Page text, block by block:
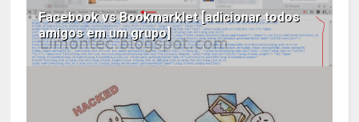
Facebook vs Bookmarklet [adicionar todos
amigos em um grupo]